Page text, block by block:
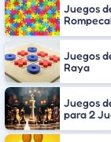
Juegos
Juegos
Raya
Juegos
para 2